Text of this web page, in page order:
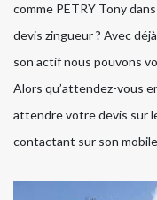
comme PETRY Tony
devis zingueur ? Avec
son actif nous pouvons
Alors qu’attendez-vous
attendre votre devis sur
contactant sur son